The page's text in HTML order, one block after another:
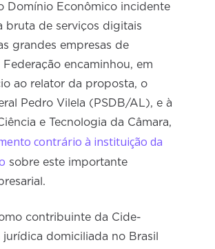
Domínio Econômico incidente
bruta de serviços digitais
grandes empresas de
encaminhou, em
ao relator da proposta, o
Pedro Vilela (PSDB/AL), e à
e Tecnologia da Câmara,
contrário à instituição da
sobre este importante
contribuinte da Cide-
jurídica domiciliada no Brasil